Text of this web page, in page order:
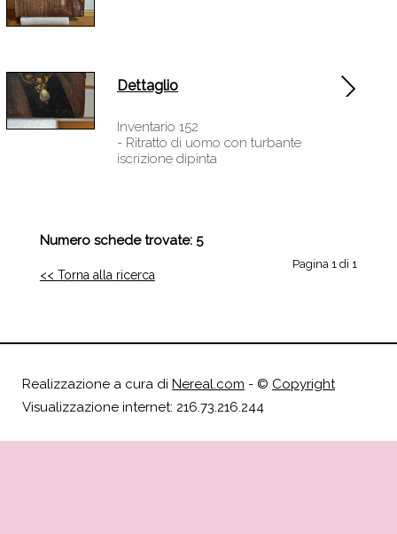
Dettaglio
Inventario 152
- Ritratto di uomo con turbante
iscrizione dipinta
Numero schede trovate: 5
Pagina 1 di 1
<< Torna alla ricerca
Realizzazione a cura di Nereal.com - © Copyright
Visualizzazione internet: 216.73.216.244